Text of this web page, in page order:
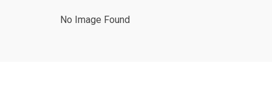
No Image Found